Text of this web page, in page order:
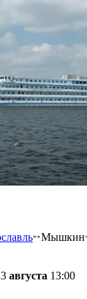
Мышкин
августа 13:00